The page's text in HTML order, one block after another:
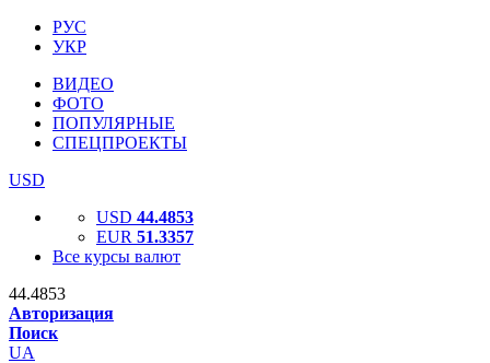
РУС
УКР
ВИДЕО
ФОТО
ПОПУЛЯРНЫЕ
СПЕЦПРОЕКТЫ
USD
USD 44.4853
EUR 51.3357
Все курсы валют
44.4853
Авторизация
Поиск
UA